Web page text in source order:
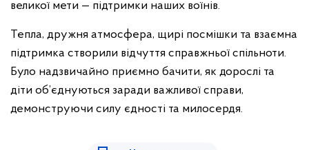
великої мети — підтримки наших воїнів.
Тепла, дружня атмосфера, щирі посмішки та взаємна
підтримка створили відчуття справжньої спільноти.
Було надзвичайно приємно бачити, як дорослі та
діти об’єднуються заради важливої справи,
демонструючи силу єдності та милосердя.